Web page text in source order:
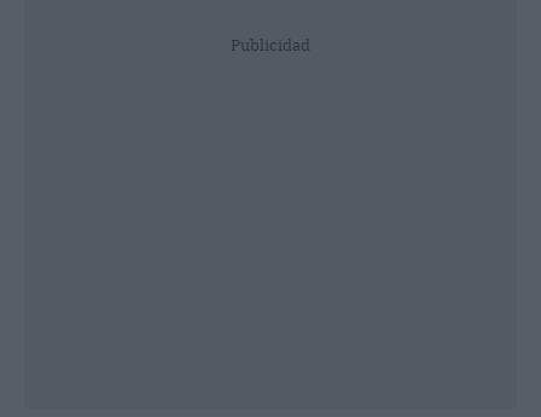
Publicidad